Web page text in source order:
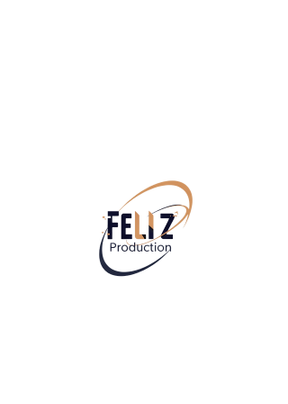
Cravieへよう
こそ